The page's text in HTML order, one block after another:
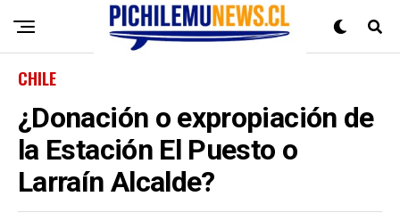
CHILE
¿Donación o expropiación de
la Estación El Puesto o
Larraín Alcalde?